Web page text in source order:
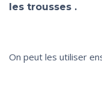
les trousses .
On peut les utiliser